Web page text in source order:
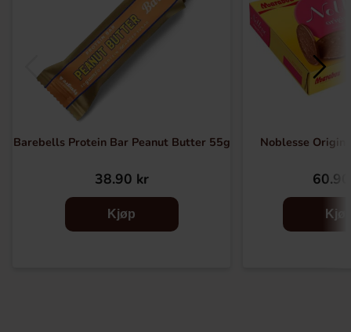
Barebells Protein Bar Peanut Butter 55g
38.90 kr
Kjøp
Noblesse